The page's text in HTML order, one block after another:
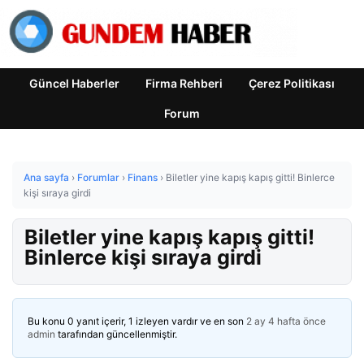
Güncel Haberler Firma Rehberi Çerez Politikası
Forum
Ana sayfa › Forumlar › Finans › Biletler yine kapış kapış gitti! Binlerce
kişi sıraya girdi
Biletler yine kapış kapış gitti!
Binlerce kişi sıraya girdi
Bu konu 0 yanıt içerir, 1 izleyen vardır ve en son 2 ay 4 hafta önce
admin tarafından güncellenmiştir.